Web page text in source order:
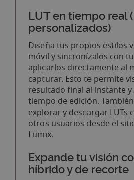
LUT en tiempo real
personalizados)
Diseña tus propios estilos
móvil y sincronízalos con
aplicarlos directamente al
capturar. Esto te permite
resultado final al instante
tiempo de edición.
explorar y descargar LUTs
otros usuarios desde el
Lumix.
Expande tu visión
híbrido y de recorte